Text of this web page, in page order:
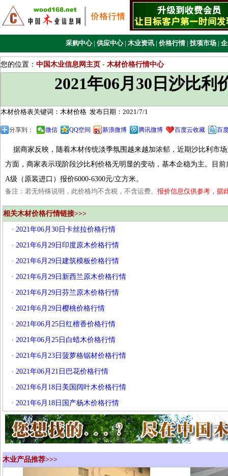
采购中心 | 供应中心 | 木业资讯 | 价格行情 | 技项市场 |
您的位置： 中国木业信息网主页 - 木材价格行情中心
2021年06月30日沙比利
木材价格表关键词：木材价格 发布日期：2021/7/1
分享到： 微信 QQ空间 新浪微博 腾讯微博 百度云收藏 百
据商家反映，随着木材传统淡季氛围越来越加浓郁，近期沙比利市
方面，商家表示现阶段沙比利价格无明显的变动，基本企稳为主。目
A级（原装进口）报价6000-6300元/立方米。
备注：若无特殊说明，此价格均不含税，不含运费。 报价信息仅供参考，据
相关木材价格行情链接>>>
· 2021年06月30日卡丝拉价格行情
· 2021年6月29日印度原木价格行情
· 2021年6月29日建筑模板价格行情
· 2021年6月29日新西兰原木价格行情
· 2021年6月29日芬兰原木价格行情
· 2021年6月29日樱桃价格行情
· 2021年06月25日红檀香价格行情
· 2021年06月25日白蜡木价格行情
· 2021年6月23日菠萝格锯材价格行情
· 2021年06月21日巴花价格行情
· 2021年6月18日美国阔叶木价格行情
· 2021年6月18日国产杨木价格行情
木业产品推荐>>>